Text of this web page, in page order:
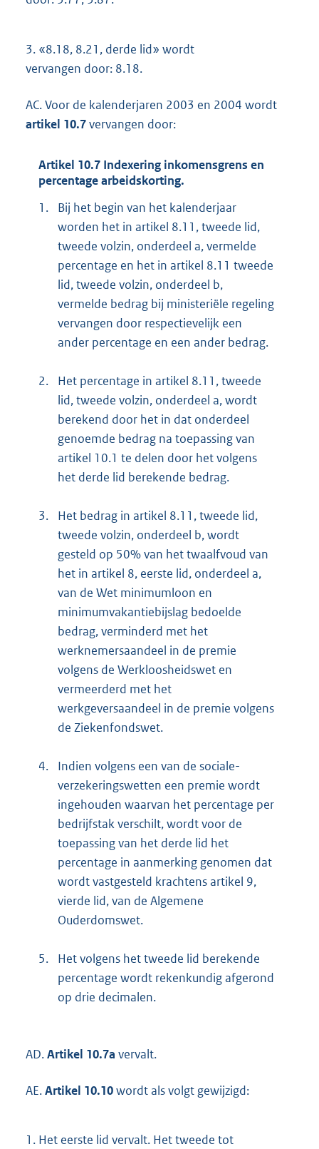
3. «8.18, 8.21, derde lid» wordt
vervangen door: 8.18.
AC. Voor de kalenderjaren 2003 en 2004 wordt
artikel 10.7vervangen door:
Artikel 10.7 Indexering inkomensgrens en
percentage arbeidskorting.
1.
Bij het begin van het kalenderjaar
worden het in artikel 8.11, tweede lid,
tweede volzin, onderdeel a, vermelde
percentage en het in artikel 8.11 tweede
lid, tweede volzin, onderdeel b,
vermelde bedrag bij ministeriële regeling
vervangen door respectievelijk een
ander percentage en een ander bedrag.
2.
Het percentage in artikel 8.11, tweede
lid, tweede volzin, onderdeel a, wordt
berekend door het in dat onderdeel
genoemde bedrag na toepassing van
artikel 10.1 te delen door het volgens
het derde lid berekende bedrag.
3.
Het bedrag in artikel 8.11, tweede lid,
tweede volzin, onderdeel b, wordt
gesteld op 50% van het twaalfvoud van
het in artikel 8, eerste lid, onderdeel a,
van de Wet minimumloon en
minimumvakantiebijslag bedoelde
bedrag, verminderd met het
werknemersaandeel in de premie
volgens de Werkloosheidswet en
vermeerderd met het
werkgeversaandeel in de premie volgens
de Ziekenfondswet.
4.
Indien volgens een van de sociale-
verzekeringswetten een premie wordt
ingehouden waarvan het percentage per
bedrijfstak verschilt, wordt voor de
toepassing van het derde lid het
percentage in aanmerking genomen dat
wordt vastgesteld krachtens artikel 9,
vierde lid, van de Algemene
Ouderdomswet.
5.
Het volgens het tweede lid berekende
percentage wordt rekenkundig afgerond
op drie decimalen.
AD.Artikel 10.7a vervalt.
AE.Artikel 10.10wordt als volgt gewijzigd:
1. Het eerste lid vervalt. Het tweede tot